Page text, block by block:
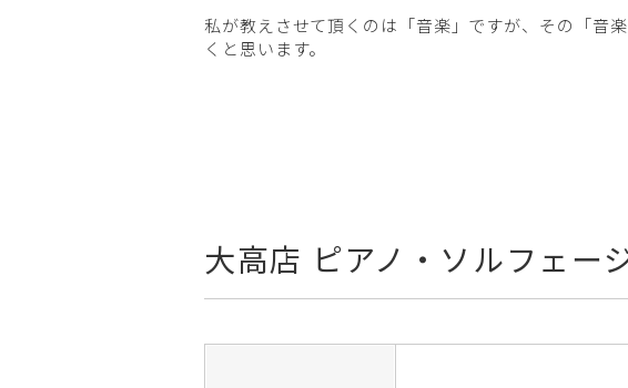
私が教えさせて頂くのは「音楽」ですが、その「音
くと思います。
大高店 ピアノ・ソルフェー